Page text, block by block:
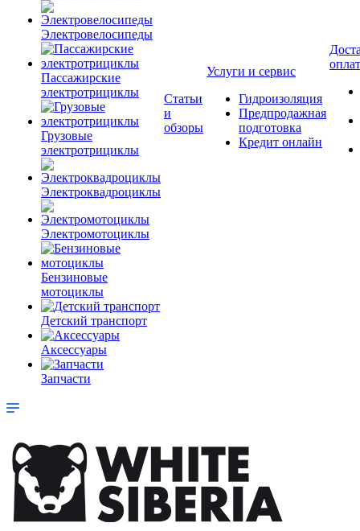
Электровелосипеды
Пассажирские
электротрициклы
Грузовые
электротрициклы
Электроквадроциклы
Электромотоциклы
Бензиновые
мотоциклы
Детский транспорт
Аксессуары
Запчасти
Статьи
и
обзоры
Услуги и сервис
Гидроизоляция
Предпродажная
подготовка
Кредит онлайн